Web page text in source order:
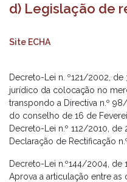
d) Legislação de
Site ECHA
Decreto-Lei n. º121/2002,
jurídico da colocação no
transpondo a Directiva n.º
do conselho de 16 de
Decreto-Lei n.º 112/2010,
Declaração de Rectificação
Decreto-Lei n.º144/2004, de
Aprova a articulação entre as